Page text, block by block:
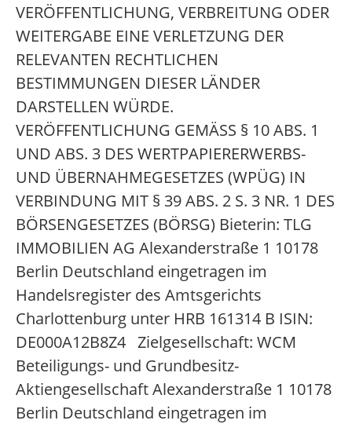
VERÖFFENTLICHUNG, VERBREITUNG ODER
WEITERGABE EINE VERLETZUNG DER
RELEVANTEN RECHTLICHEN
BESTIMMUNGEN DIESER LÄNDER
DARSTELLEN WÜRDE.
VERÖFFENTLICHUNG GEMÄSS § 10 ABS. 1
UND ABS. 3 DES WERTPAPIERERWERBS-
UND ÜBERNAHMEGESETZES (WPÜG) IN
VERBINDUNG MIT § 39 ABS. 2 S. 3 NR. 1 DES
BÖRSENGESETZES (BÖRSG) Bieterin: TLG
IMMOBILIEN AG Alexanderstraße 1 10178
Berlin Deutschland eingetragen im
Handelsregister des Amtsgerichts
Charlottenburg unter HRB 161314 B ISIN:
DE000A12B8Z4 Zielgesellschaft: WCM
Beteiligungs- und Grundbesitz-
Aktiengesellschaft Alexanderstraße 1 10178
Berlin Deutschland eingetragen im